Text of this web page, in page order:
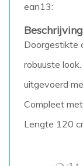
ean13:
Beschrijving
Doorgestikte
robuuste look.
uitgevoerd
Compleet
Lengte 120